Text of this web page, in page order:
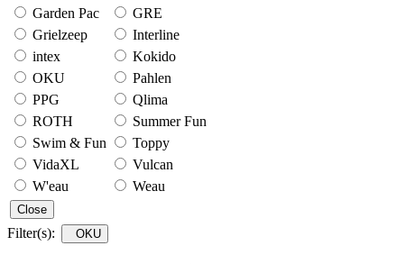
Garden Pac
GRE
Grielzeep
Interline
intex
Kokido
OKU
Pahlen
PPG
Qlima
ROTH
Summer Fun
Swim & Fun
Toppy
VidaXL
Vulcan
W'eau
Weau
Close
Filter(s): OKU